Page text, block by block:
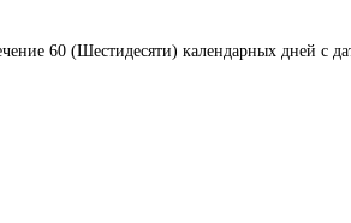
60 (Шестидесяти) календарных дней с